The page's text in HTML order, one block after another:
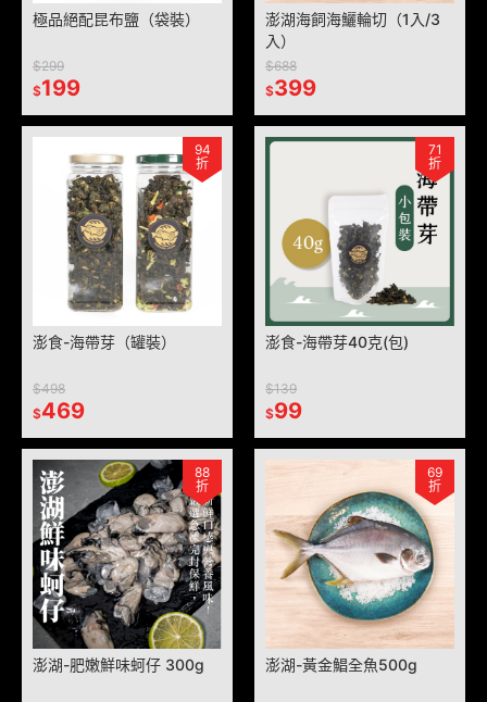
極品絕配昆布鹽（袋裝）
$299
$199
澎湖海飼海鱺輪切（1入/3
入）
$688
$399
94
折
澎食-海帶芽（罐裝）
$498
$469
71
折
澎食-海帶芽40克(包)
$139
$99
88
折
澎湖-肥嫩鮮味蚵仔 300g
69
折
澎湖-黃金鯧全魚500g